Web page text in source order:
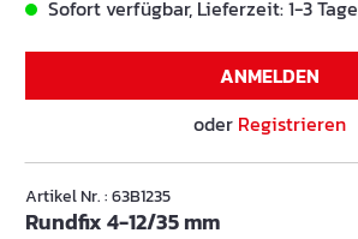
Sofort verfügbar, Lieferzeit: 1-3 Tage
ANMELDEN
oder Registrieren
Artikel Nr. : 63B1235
Rundfix 4-12/35 mm